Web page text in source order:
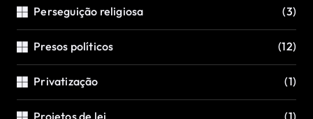
Perseguição religiosa (3)
Presos políticos (12)
Privatização (1)